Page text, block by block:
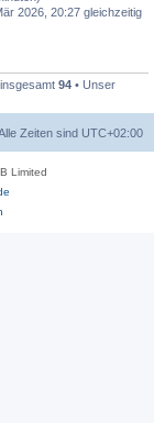
2026, 20:27 gleichzeitig
94 • Unser
Zeiten sind UTC+02:00
Limited